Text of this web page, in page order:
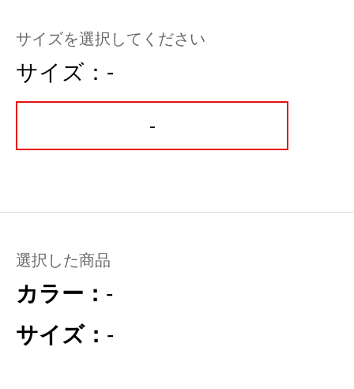
サイズを選択してください
サイズ： -
-
選択した商品
カラー： -
サイズ： -